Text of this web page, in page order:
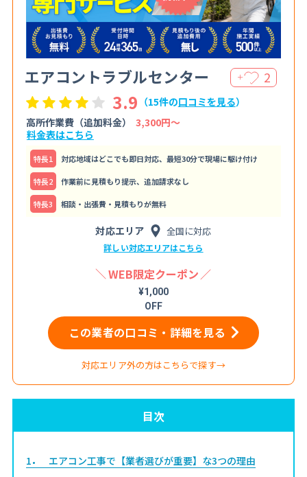
エアコントラブルセンター ＋ 2
3.9 （15件の口コミを見る）
高所作業費（追加料金）
3,300円〜
料金表はこちら
特⻑1 対応地域はどこでも即日対応、最短30分で現場に駆け付け
特⻑2 作業前に見積もり提示、追加請求なし
特⻑3 相談・出張費・見積もりが無料
対応エリア 全国に対応
詳しい対応エリアはこちら
WEB限定クーポン
¥1,000
OFF
この業者の口コミ・詳細を見る
対応エリア外の方はこちらで探す→
目次
1 エアコン工事で【業者選びが重要】な3つの理由